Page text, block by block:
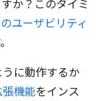
か？このタイミ
ユーザビリティ
に動作するか
機能をインス